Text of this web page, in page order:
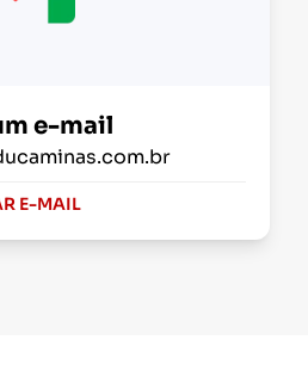
e-mail
E-MAIL